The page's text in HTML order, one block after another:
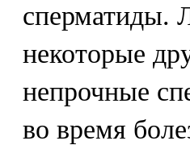
сперматиды.
некоторые
непрочные
во время